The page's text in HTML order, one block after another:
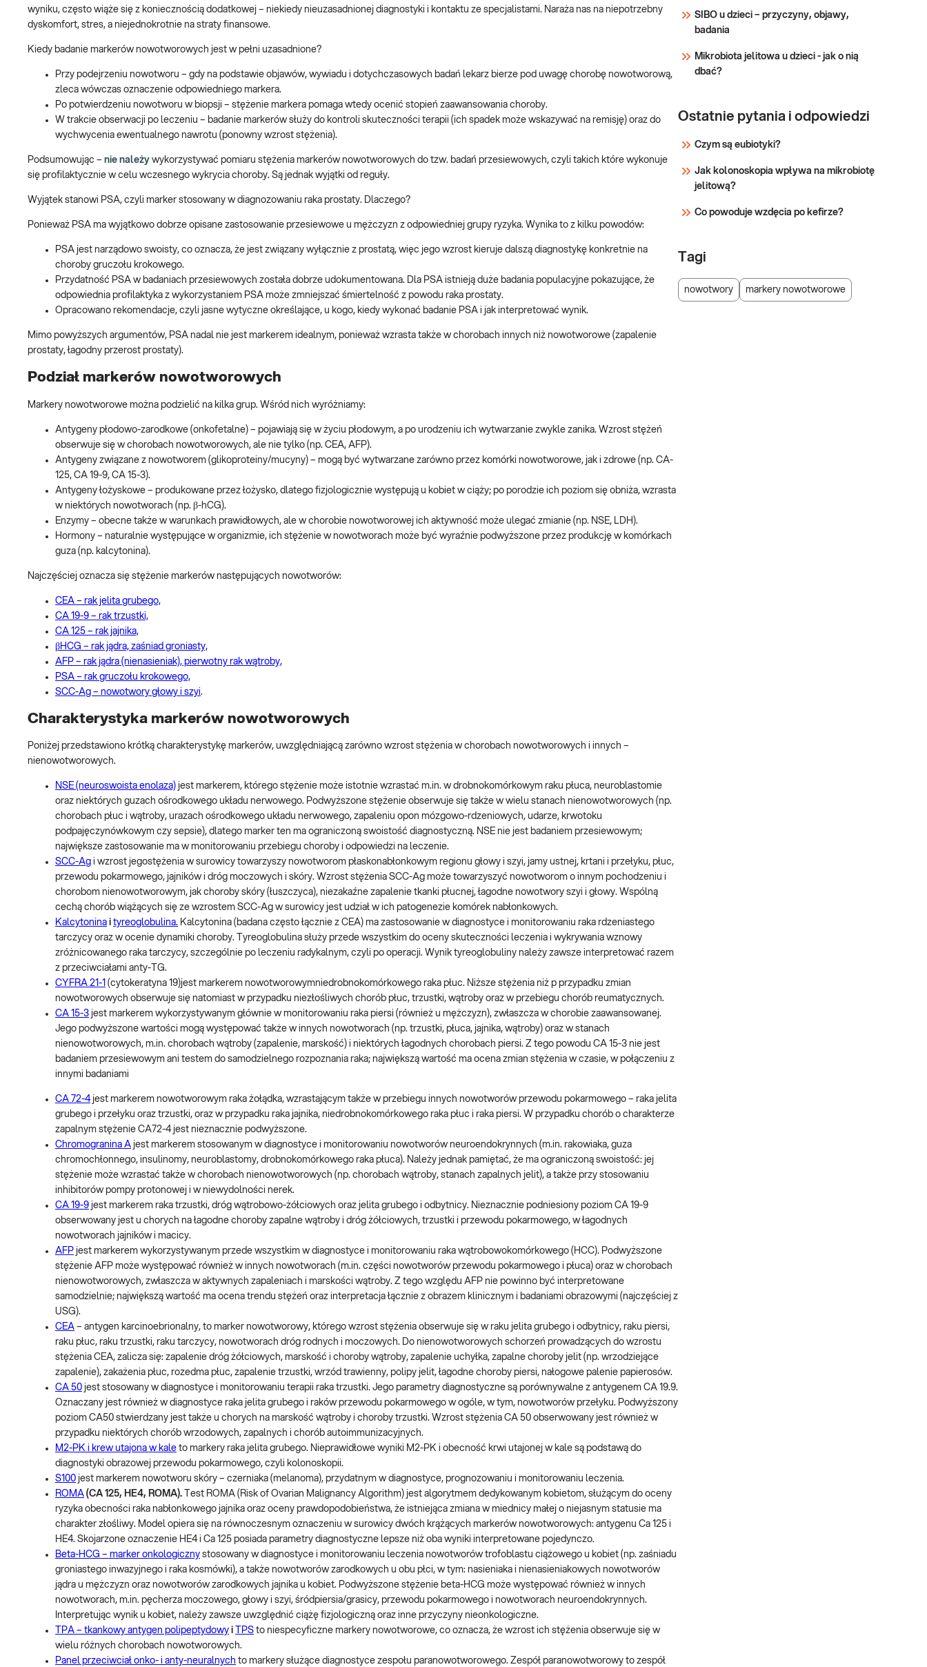
wyniku, często wiąże się z koniecznością dodatkowej – niekiedy nieuzasadnionej diagnostyki i kontaktu ze specjalistami. Naraża nas na niepotrzebny
dyskomfort, stres, a niejednokrotnie na straty finansowe.
Kiedy badanie markerów nowotworowych jest w pełni uzasadnione?
Przy podejrzeniu nowotworu – gdy na podstawie objawów, wywiadu i dotychczasowych badań lekarz bierze pod uwagę chorobę nowotworową,
zleca wówczas oznaczenie odpowiedniego markera.
Po potwierdzeniu nowotworu w biopsji – stężenie markera pomaga wtedy ocenić stopień zaawansowania choroby.
W trakcie obserwacji po leczeniu – badanie markerów służy do kontroli skuteczności terapii (ich spadek może wskazywać na remisję) oraz do
wychwycenia ewentualnego nawrotu (ponowny wzrost stężenia).
Podsumowując – nie należy wykorzystywać pomiaru stężenia markerów nowotworowych do tzw. badań przesiewowych, czyli takich które wykonuje
się profilaktycznie w celu wczesnego wykrycia choroby. Są jednak wyjątki od reguły.
Wyjątek stanowi PSA, czyli marker stosowany w diagnozowaniu raka prostaty. Dlaczego?
Ponieważ PSA ma wyjątkowo dobrze opisane zastosowanie przesiewowe u mężczyzn z odpowiedniej grupy ryzyka. Wynika to z kilku powodów:
PSA jest narządowo swoisty, co oznacza, że jest związany wyłącznie z prostatą, więc jego wzrost kieruje dalszą diagnostykę konkretnie na
choroby gruczołu krokowego.
Przydatność PSA w badaniach przesiewowych została dobrze udokumentowana. Dla PSA istnieją duże badania populacyjne pokazujące, że
odpowiednia profilaktyka z wykorzystaniem PSA może zmniejszać śmiertelność z powodu raka prostaty.
Opracowano rekomendacje, czyli jasne wytyczne określające, u kogo, kiedy wykonać badanie PSA i jak interpretować wynik.
Mimo powyższych argumentów, PSA nadal nie jest markerem idealnym, ponieważ wzrasta także w chorobach innych niż nowotworowe (zapalenie
prostaty, łagodny przerost prostaty).
Podział markerów nowotworowych
Markery nowotworowe można podzielić na kilka grup. Wśród nich wyróżniamy:
Antygeny płodowo-zarodkowe (onkofetalne) – pojawiają się w życiu płodowym, a po urodzeniu ich wytwarzanie zwykle zanika. Wzrost stężeń
obserwuje się w chorobach nowotworowych, ale nie tylko (np. CEA, AFP).
Antygeny związane z nowotworem (glikoproteiny/mucyny) – mogą być wytwarzane zarówno przez komórki nowotworowe, jak i zdrowe (np. CA-
125, CA 19-9, CA 15-3).
Antygeny łożyskowe – produkowane przez łożysko, dlatego fizjologicznie występują u kobiet w ciąży; po porodzie ich poziom się obniża, wzrasta
w niektórych nowotworach (np. β-hCG).
Enzymy – obecne także w warunkach prawidłowych, ale w chorobie nowotworowej ich aktywność może ulegać zmianie (np. NSE, LDH).
Hormony – naturalnie występujące w organizmie, ich stężenie w nowotworach może być wyraźnie podwyższone przez produkcję w komórkach
guza (np. kalcytonina).
Najczęściej oznacza się stężenie markerów następujących nowotworów:
CEA – rak jelita grubego,
CA 19-9 – rak trzustki,
CA 125 – rak jajnika,
βHCG – rak jądra, zaśniad groniasty,
AFP – rak jądra (nienasieniak), pierwotny rak wątroby,
PSA – rak gruczołu krokowego,
SCC-Ag – nowotwory głowy i szyi.
Charakterystyka markerów nowotworowych
Poniżej przedstawiono krótką charakterystykę markerów, uwzględniającą zarówno wzrost stężenia w chorobach nowotworowych i innych –
nienowotworowych.
NSE (neuroswoista enolaza) jest markerem, którego stężenie może istotnie wzrastać m.in. w drobnokomórkowym raku płuca, neuroblastomie
oraz niektórych guzach ośrodkowego układu nerwowego. Podwyższone stężenie obserwuje się także w wielu stanach nienowotworowych (np.
chorobach płuc i wątroby, urazach ośrodkowego układu nerwowego, zapaleniu opon mózgowo-rdzeniowych, udarze, krwotoku
podpajęczynówkowym czy sepsie), dlatego marker ten ma ograniczoną swoistość diagnostyczną. NSE nie jest badaniem przesiewowym;
największe zastosowanie ma w monitorowaniu przebiegu choroby i odpowiedzi na leczenie.
SCC-Ag i wzrost jegostężenia w surowicy towarzyszy nowotworom płaskonabłonkowym regionu głowy i szyi, jamy ustnej, krtani i przełyku, płuc,
przewodu pokarmowego, jajników i dróg moczowych i skóry. Wzrost stężenia SCC-Ag może towarzyszyć nowotworom o innym pochodzeniu i
chorobom nienowotworowym, jak choroby skóry (łuszczyca), niezakaźne zapalenie tkanki płucnej, łagodne nowotwory szyi i głowy. Wspólną
cechą chorób wiążących się ze wzrostem SCC-Ag w surowicy jest udział w ich patogenezie komórek nabłonkowych.
Kalcytonina i tyreoglobulina. Kalcytonina (badana często łącznie z CEA) ma zastosowanie w diagnostyce i monitorowaniu raka rdzeniastego
tarczycy oraz w ocenie dynamiki choroby. Tyreoglobulina służy przede wszystkim do oceny skuteczności leczenia i wykrywania wznowy
zróżnicowanego raka tarczycy, szczególnie po leczeniu radykalnym, czyli po operacji. Wynik tyreoglobuliny należy zawsze interpretować razem
z przeciwciałami anty-TG.
CYFRA 21-1 (cytokeratyna 19)jest markerem nowotworowymniedrobnokomórkowego raka płuc. Niższe stężenia niż p przypadku zmian
nowotworowych obserwuje się natomiast w przypadku niezłośliwych chorób płuc, trzustki, wątroby oraz w przebiegu chorób reumatycznych.
CA 15-3 jest markerem wykorzystywanym głównie w monitorowaniu raka piersi (również u mężczyzn), zwłaszcza w chorobie zaawansowanej.
Jego podwyższone wartości mogą występować także w innych nowotworach (np. trzustki, płuca, jajnika, wątroby) oraz w stanach
nienowotworowych, m.in. chorobach wątroby (zapalenie, marskość) i niektórych łagodnych chorobach piersi. Z tego powodu CA 15-3 nie jest
badaniem przesiewowym ani testem do samodzielnego rozpoznania raka; największą wartość ma ocena zmian stężenia w czasie, w połączeniu z
innymi badaniami
CA 72-4 jest markerem nowotworowym raka żołądka, wzrastającym także w przebiegu innych nowotworów przewodu pokarmowego – raka jelita
grubego i przełyku oraz trzustki, oraz w przypadku raka jajnika, niedrobnokomórkowego raka płuc i raka piersi. W przypadku chorób o charakterze
zapalnym stężenie CA72-4 jest nieznacznie podwyższone.
Chromogranina A jest markerem stosowanym w diagnostyce i monitorowaniu nowotworów neuroendokrynnych (m.in. rakowiaka, guza
chromochłonnego, insulinomy, neuroblastomy, drobnokomórkowego raka płuca). Należy jednak pamiętać, że ma ograniczoną swoistość: jej
stężenie może wzrastać także w chorobach nienowotworowych (np. chorobach wątroby, stanach zapalnych jelit), a także przy stosowaniu
inhibitorów pompy protonowej i w niewydolności nerek.
CA 19-9 jest markerem raka trzustki, dróg wątrobowo-żółciowych oraz jelita grubego i odbytnicy. Nieznacznie podniesiony poziom CA 19-9
obserwowany jest u chorych na łagodne choroby zapalne wątroby i dróg żółciowych, trzustki i przewodu pokarmowego, w łagodnych
nowotworach jajników i macicy.
AFP jest markerem wykorzystywanym przede wszystkim w diagnostyce i monitorowaniu raka wątrobowokomórkowego (HCC). Podwyższone
stężenie AFP może występować również w innych nowotworach (m.in. części nowotworów przewodu pokarmowego i płuca) oraz w chorobach
nienowotworowych, zwłaszcza w aktywnych zapaleniach i marskości wątroby. Z tego względu AFP nie powinno być interpretowane
samodzielnie; największą wartość ma ocena trendu stężeń oraz interpretacja łącznie z obrazem klinicznym i badaniami obrazowymi (najczęściej z
USG).
CEA – antygen karcinoebrionalny, to marker nowotworowy, którego wzrost stężenia obserwuje się w raku jelita grubego i odbytnicy, raku piersi,
raku płuc, raku trzustki, raku tarczycy, nowotworach dróg rodnych i moczowych. Do nienowotworowych schorzeń prowadzących do wzrostu
stężenia CEA, zalicza się: zapalenie dróg żółciowych, marskość i choroby wątroby, zapalenie uchyłka, zapalne choroby jelit (np. wrzodziejące
zapalenie), zakażenia płuc, rozedma płuc, zapalenie trzustki, wrzód trawienny, polipy jelit, łagodne choroby piersi, nałogowe palenie papierosów.
CA 50 jest stosowany w diagnostyce i monitorowaniu terapii raka trzustki. Jego parametry diagnostyczne są porównywalne z antygenem CA 19.9.
Oznaczany jest również w diagnostyce raka jelita grubego i raków przewodu pokarmowego w ogóle, w tym, nowotworów przełyku. Podwyższony
poziom CA50 stwierdzany jest także u chorych na marskość wątroby i choroby trzustki. Wzrost stężenia CA 50 obserwowany jest również w
przypadku niektórych chorób wrzodowych, zapalnych i chorób autoimmunizacyjnych.
M2-PK i krew utajona w kale to markery raka jelita grubego. Nieprawidłowe wyniki M2-PK i obecność krwi utajonej w kale są podstawą do
diagnostyki obrazowej przewodu pokarmowego, czyli kolonoskopii.
S100 jest markerem nowotworu skóry – czerniaka (melanoma), przydatnym w diagnostyce, prognozowaniu i monitorowaniu leczenia.
ROMA (CA 125, HE4, ROMA).
Test ROMA (Risk of Ovarian Malignancy Algorithm) jest algorytmem dedykowanym kobietom, służącym do oceny
ryzyka obecności raka nabłonkowego jajnika oraz oceny prawdopodobieństwa, że istniejąca zmiana w miednicy małej o niejasnym statusie ma
charakter złośliwy. Model opiera się na równoczesnym oznaczeniu w surowicy dwóch krążących markerów nowotworowych: antygenu Ca 125 i
HE4. Skojarzone oznaczenie HE4 i Ca 125 posiada parametry diagnostyczne lepsze niż oba wyniki interpretowane pojedynczo.
Beta-HCG – marker onkologiczny stosowany w diagnostyce i monitorowaniu leczenia nowotworów trofoblastu ciążowego u kobiet (np. zaśniadu
groniastego inwazyjnego i raka kosmówki), a także nowotworów zarodkowych u obu płci, w tym: nasieniaka i nienasieniakowych nowotworów
jądra u mężczyzn oraz nowotworów zarodkowych jajnika u kobiet. Podwyższone stężenie beta-HCG może występować również w innych
nowotworach, m.in. pęcherza moczowego, głowy i szyi, śródpiersia/grasicy, przewodu pokarmowego i nowotworach neuroendokrynnych.
Interpretując wynik u kobiet, należy zawsze uwzględnić ciążę fizjologiczną oraz inne przyczyny nieonkologiczne.
TPA – tkankowy antygen polipeptydowy i TPS to niespecyficzne markery nowotworowe, co oznacza, że wzrost ich stężenia obserwuje się w
wielu różnych chorobach nowotworowych.
Panel przeciwciał onko- i anty-neuralnych to markery służące diagnostyce zespołu paranowotworowego. Zespół paranowotworowy to zespół
SIBO u dzieci – przyczyny, objawy,
badania
Mikrobiota jelitowa u dzieci - jak o nią
dbać?
Ostatnie pytania i odpowiedzi
Czym są eubiotyki?
Jak kolonoskopia wpływa na mikrobiotę
jelitową?
Co powoduje wzdęcia po kefirze?
Tagi
nowotwory markery nowotworowe